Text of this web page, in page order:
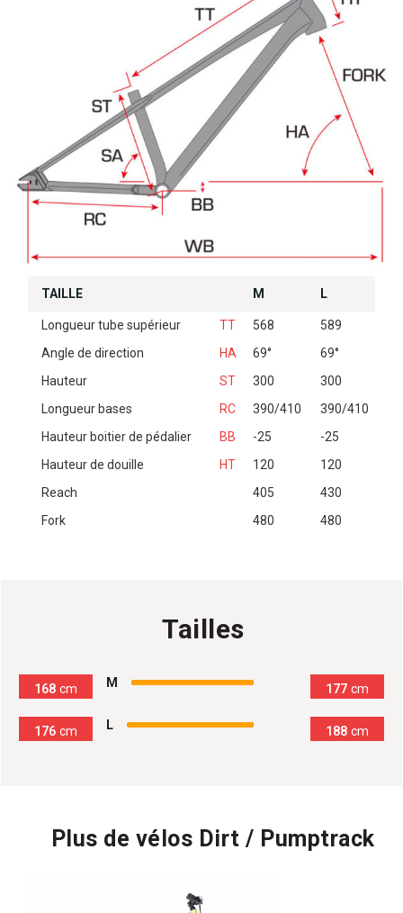
TAILLE M L
Longueur tube supérieur TT 568
589
Angle de direction
HA 69°
69°
Hauteur
ST 300
300
Longueur bases
RC 390/410
390/410
Hauteur boitier de pédalier
BB -25
-25
Hauteur de douille
HT 120
120
Reach
405
430
Fork
480 480
Tailles
168 cm M 177 cm
176 cm L 188 cm
Plus de vélos Dirt / Pumptrack